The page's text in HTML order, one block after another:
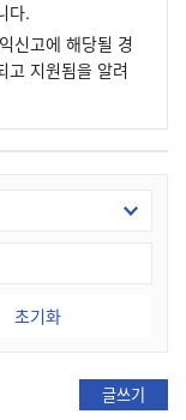
다.
신고에 해당될 경
고 지원됨을 알려
초기화
글쓰기